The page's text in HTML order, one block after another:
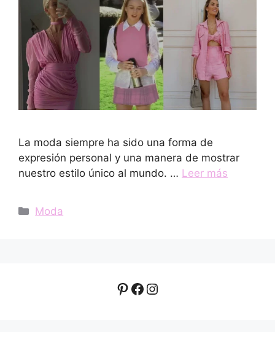
La moda siempre ha sido una forma de
expresión personal y una manera de mostrar
nuestro estilo único al mundo. … Leer más
Categorías
Moda
Pinterest
Facebook
Instagram